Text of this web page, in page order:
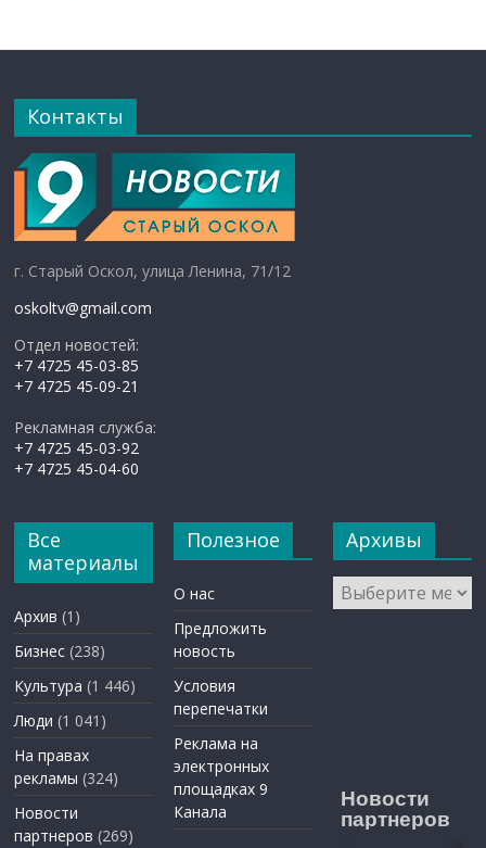
Контакты
г. Старый Оскол, улица Ленина, 71/12
oskoltv@gmail.com
Отдел новостей:
+7 4725 45-03-85
+7 4725 45-09-21
Рекламная служба:
+7 4725 45-03-92
+7 4725 45-04-60
Все
материалы
Архив (1)
Бизнес (238)
Культура (1 446)
Люди (1 041)
На правах
рекламы (324)
Новости
партнеров (269)
Полезное
О нас
Предложить
новость
Условия
перепечатки
Реклама на
электронных
площадках 9
Канала
Архивы
Архивы
Новости
партнеров